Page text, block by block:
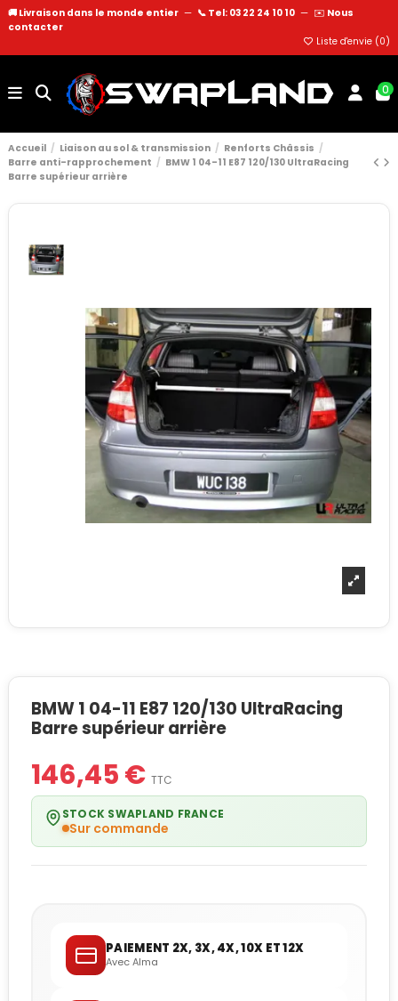
🚚 Livraison dans le monde entier — 📞 Tel: 03 22 24 10 10 — ✉️ Nous
contacter
Liste d'envie (0)
0
Accueil Liaison au sol & transmission
Renforts Châssis
Barre anti-rapprochement
BMW 1 04-11 E87 120/130 UltraRacing
Barre supérieur arrière
BMW 1 04-11 E87 120/130 UltraRacing
Barre supérieur arrière
146,45 € TTC
STOCK SWAPLAND FRANCE
Sur commande
PAIEMENT 2X, 3X, 4X, 10X ET 12X
Avec Alma